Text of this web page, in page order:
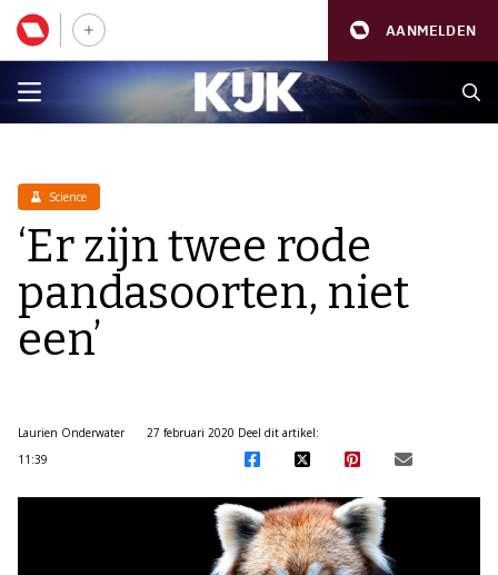
AANMELDEN
Science
‘Er zijn twee rode
pandasoorten, niet
een’
Laurien Onderwater
27 februari 2020
11:39
Deel dit artikel: